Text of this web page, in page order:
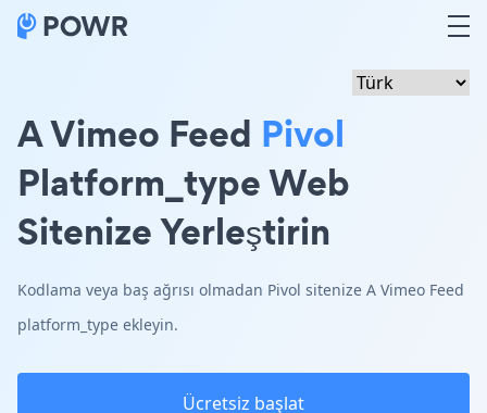
A Vimeo Feed Pivol
Platform_type Web
Sitenize Yerleştirin
Kodlama veya baş ağrısı olmadan Pivol sitenize A Vimeo Feed
platform_type ekleyin.
Ücretsiz başlat